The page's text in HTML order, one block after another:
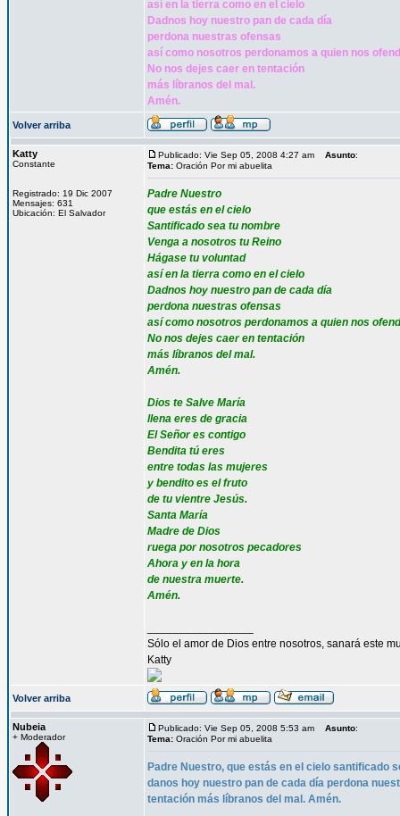
así en la tierra como en el cielo
Dadnos hoy nuestro pan de cada día
perdona nuestras ofensas
así como nosotros perdonamos a quien nos
No nos dejes caer en tentación
más líbranos del mal.
Amén.
Volver arriba
Katty
Constante
Registrado: 19 Dic 2007
Mensajes: 631
Ubicación: El Salvador
Publicado: Vie Sep 05, 2008 4:27 am Asunto:
Tema: Oración Por mi abuelita
Padre Nuestro
que estás en el cielo
Santificado sea tu nombre
Venga a nosotros tu Reino
Hágase tu voluntad
así en la tierra como en el cielo
Dadnos hoy nuestro pan de cada día
perdona nuestras ofensas
así como nosotros perdonamos a quien nos
No nos dejes caer en tentación
más líbranos del mal.
Amén.
Dios te Salve María
llena eres de gracia
El Señor es contigo
Bendita tú eres
entre todas las mujeres
y bendito es el fruto
de tu vientre Jesús.
Santa María
Madre de Dios
ruega por nosotros pecadores
Ahora y en la hora
de nuestra muerte.
Amén.
Sólo el amor de Dios entre nosotros, sanará este
Katty
Volver arriba
Nubeia
+ Moderador
Publicado: Vie Sep 05, 2008 5:53 am Asunto:
Tema: Oración Por mi abuelita
Padre Nuestro, que estás en el cielo santificado
danos hoy nuestro pan de cada día perdona
tentación más líbranos del mal. Amén.